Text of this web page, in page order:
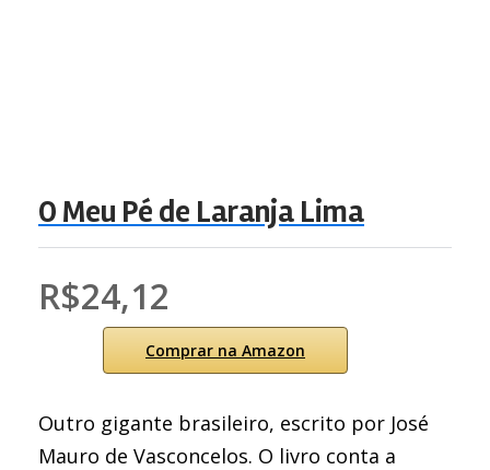
O Meu Pé de Laranja Lima
R$24,12
Comprar na Amazon
Outro gigante brasileiro, escrito por José
Mauro de Vasconcelos. O livro conta a